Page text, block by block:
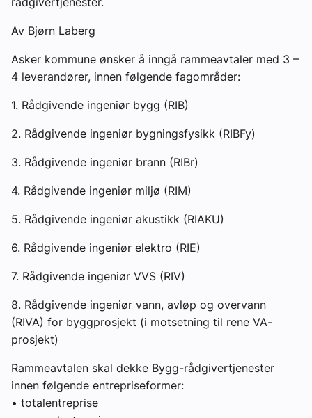
Nyheter
Av Bjørn Laberg
Asker kommune ønsker å inngå rammeavtaler med 3 –
4 leverandører, innen følgende fagområder:
1. Rådgivende ingeniør bygg (RIB)
2. Rådgivende ingeniør bygningsfysikk (RIBFy)
3. Rådgivende ingeniør brann (RIBr)
4. Rådgivende ingeniør miljø (RIM)
5. Rådgivende ingeniør akustikk (RIAKU)
6. Rådgivende ingeniør elektro (RIE)
7. Rådgivende ingeniør VVS (RIV)
8. Rådgivende ingeniør vann, avløp og overvann
(RIVA) for byggprosjekt (i motsetning til rene VA-
prosjekt)
Rammeavtalen skal dekke Bygg-rådgivertjenester
innen følgende entrepriseformer:
• totalentreprise